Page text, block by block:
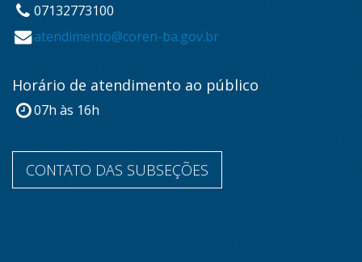
07132773100
atendimento@coren-ba.gov.br
Horário de atendimento ao público
07h às 16h
CONTATO DAS SUBSEÇÕES